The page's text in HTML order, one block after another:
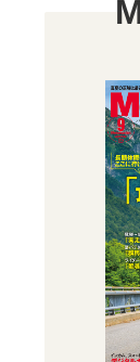
プリマベーラ